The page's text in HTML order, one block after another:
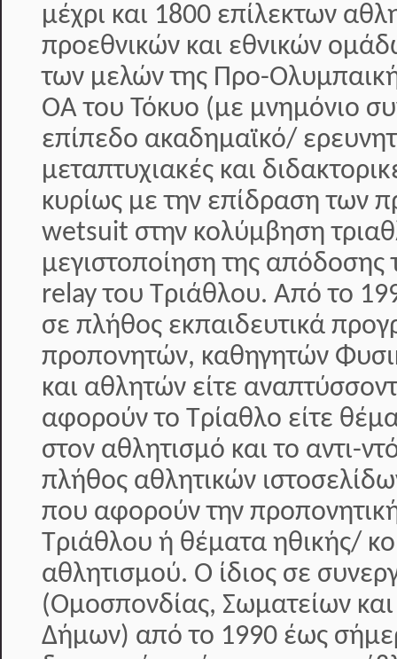
μέχρι και 1800 επίλεκτων
προεθνικών και εθνικών
των μελών της Προ-
ΟΑ του Τόκυο (με μνημόνιο
επίπεδο ακαδημαϊκό/
μεταπτυχιακές και
κυρίως με την επίδραση των
wetsuit στην κολύμβηση
μεγιστοποίηση της
relay του Τριάθλου. Από το
σε πλήθος εκπαιδευτικά
προπονητών, καθηγητών
και αθλητών είτε
αφορούν το Τρίαθλο είτε
στον αθλητισμό και το αντι-
πλήθος αθλητικών
που αφορούν την
Τριάθλου ή θέματα ηθικής/
αθλητισμού. Ο ίδιος σε
(Ομοσπονδίας, Σωματείων
Δήμων) από το 1990 έως